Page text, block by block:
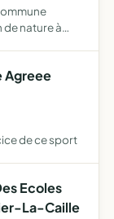
nature à
Agreee
de ce sport
Ecoles
La-Caille